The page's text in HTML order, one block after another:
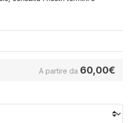
A partire da 60,00€